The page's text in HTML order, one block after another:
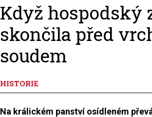
Když hospodský
skončila před
soudem
HISTORIE
Na králickém panství osídleném